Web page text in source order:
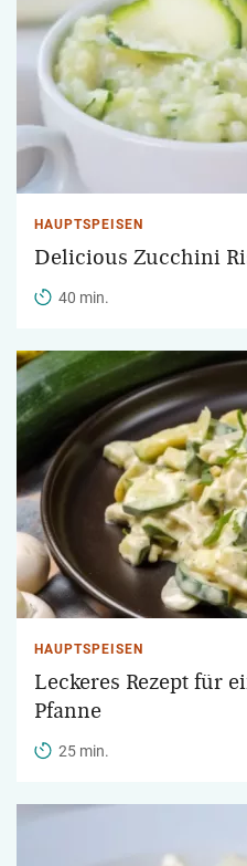
HAUPTSPEISEN
Delicious Zucchini
40 min.
HAUPTSPEISEN
Leckeres Rezept für
Pfanne
25 min.